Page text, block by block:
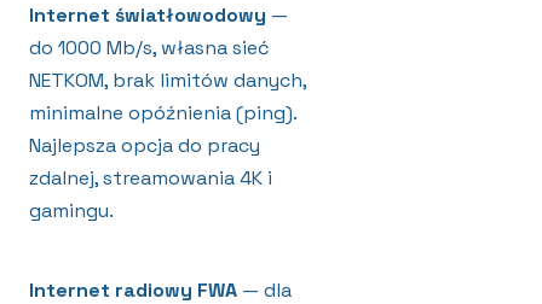
Internet światłowodowy —
do 1000 Mb/s, własna sieć
NETKOM, brak limitów danych,
minimalne opóźnienia (ping).
Najlepsza opcja do pracy
zdalnej, streamowania 4K i
gamingu.
Internet radiowy FWA — dla